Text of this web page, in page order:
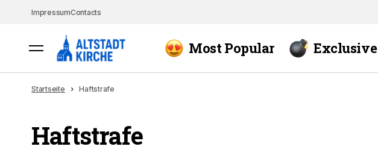
ImpressumContacts
Most Popular Exclusive
Startseite Haftstrafe
Haftstrafe